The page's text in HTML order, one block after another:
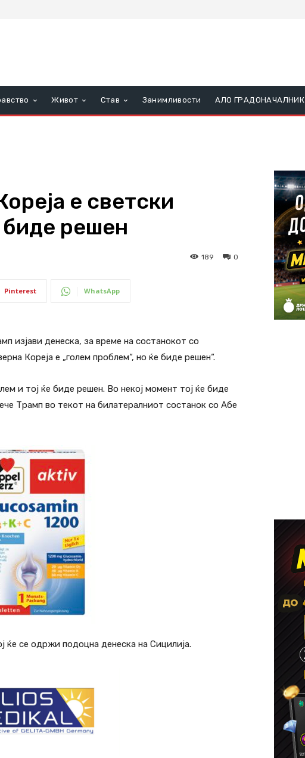
Живот Став Занимливости АЛО ГРАДОНАЧАЛНИК
е светски
биде решен
0
189
Pinterest WhatsApp
изјави денеска, за време на состанокот со
Кореја е „голем проблем“, но ќе биде решен“.
и тој ќе биде решен. Во некој момент тој ќе биде
Трамп во текот на билатералниот состанок со Абе
ќе се одржи подоцна денеска на Сицилија.